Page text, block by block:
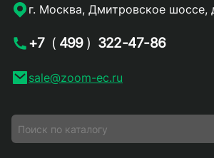
г. Москва, Дмитровское шоссе,
+7 ( 499 ) 322-47-86
sale@zoom-ec.ru